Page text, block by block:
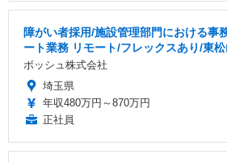
障がい者採用/施設管理部門における事
ート業務 リモート/フレックスあり/東
ボッシュ株式会社
埼玉県
年収480万円～870万円
正社員